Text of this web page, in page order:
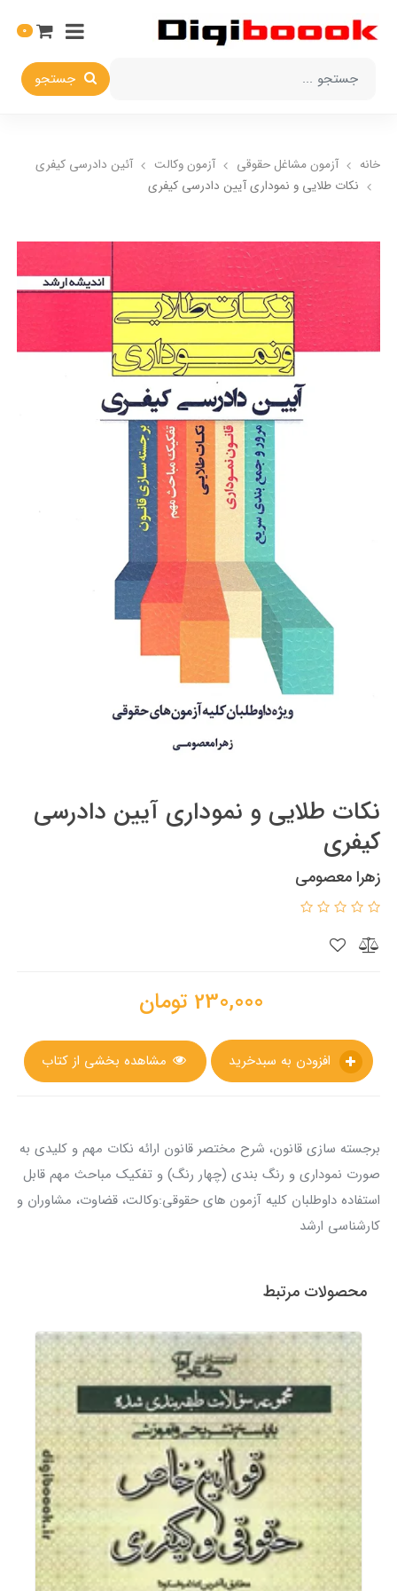
جستجو
0
خانه آزمون مشاغل حقوقی آزمون وکالت
آئین دادرسی کیفری
نکات طلایی و نموداری آیین دادرسی کیفری
نکات طلایی و نموداری آیین دادرسی
کیفری
زهرا معصومی
230,000 تومان
مشاهده بخشی از کتاب
برجسته سازی قانون، شرح مختصر قانون ارائه نکات مهم و کلیدی به
صورت نموداری و رنگ بندی (چهار رنگ) و تفکیک مباحث مهم قابل
استفاده داوطلبان کلیه آزمون های حقوقی:وکالت، قضاوت، مشاوران و
کارشناسی ارشد
محصولات مرتبط